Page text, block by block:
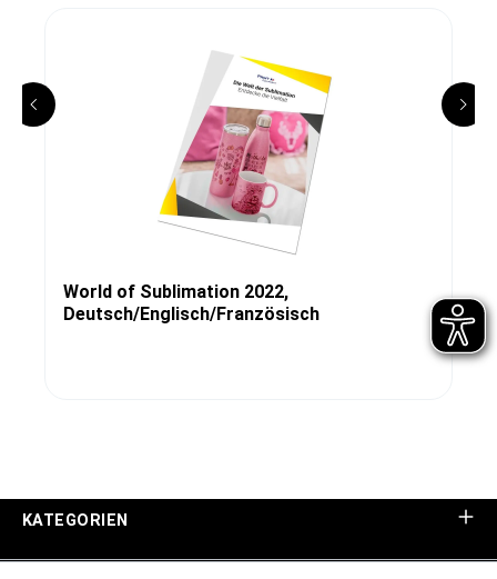
World of Sublimation 2022,
Deutsch/Englisch/Französisch
KATEGORIEN